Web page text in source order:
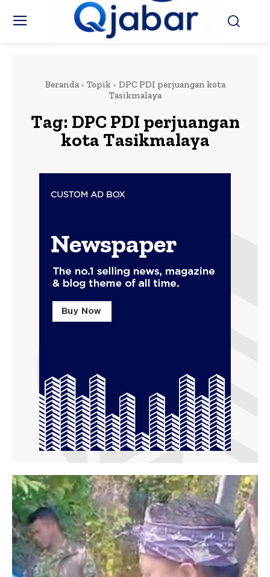
Beranda Topik
DPC PDI perjuangan kota
Tasikmalaya
Tag: DPC PDI perjuangan
kota Tasikmalaya